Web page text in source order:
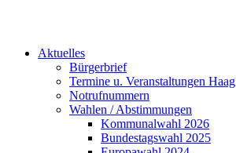
Aktuelles
Bürgerbrief
Termine u. Veranstaltungen Haag
Notrufnummern
Wahlen / Abstimmungen
Kommunalwahl 2026
Bundestagswahl 2025